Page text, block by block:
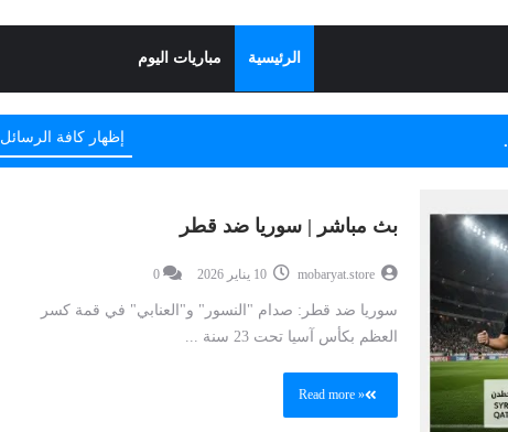
الرئيسية مباريات اليوم
. إظهار كافة الرسائل
بث مباشر | سوريا ضد قطر
mobaryat.store 10 يناير 2026 0
سوريا ضد قطر: صدام "النسور" و"العنابي" في قمة كسر
العظم بكأس آسيا تحت 23 سنة ...
Read more »